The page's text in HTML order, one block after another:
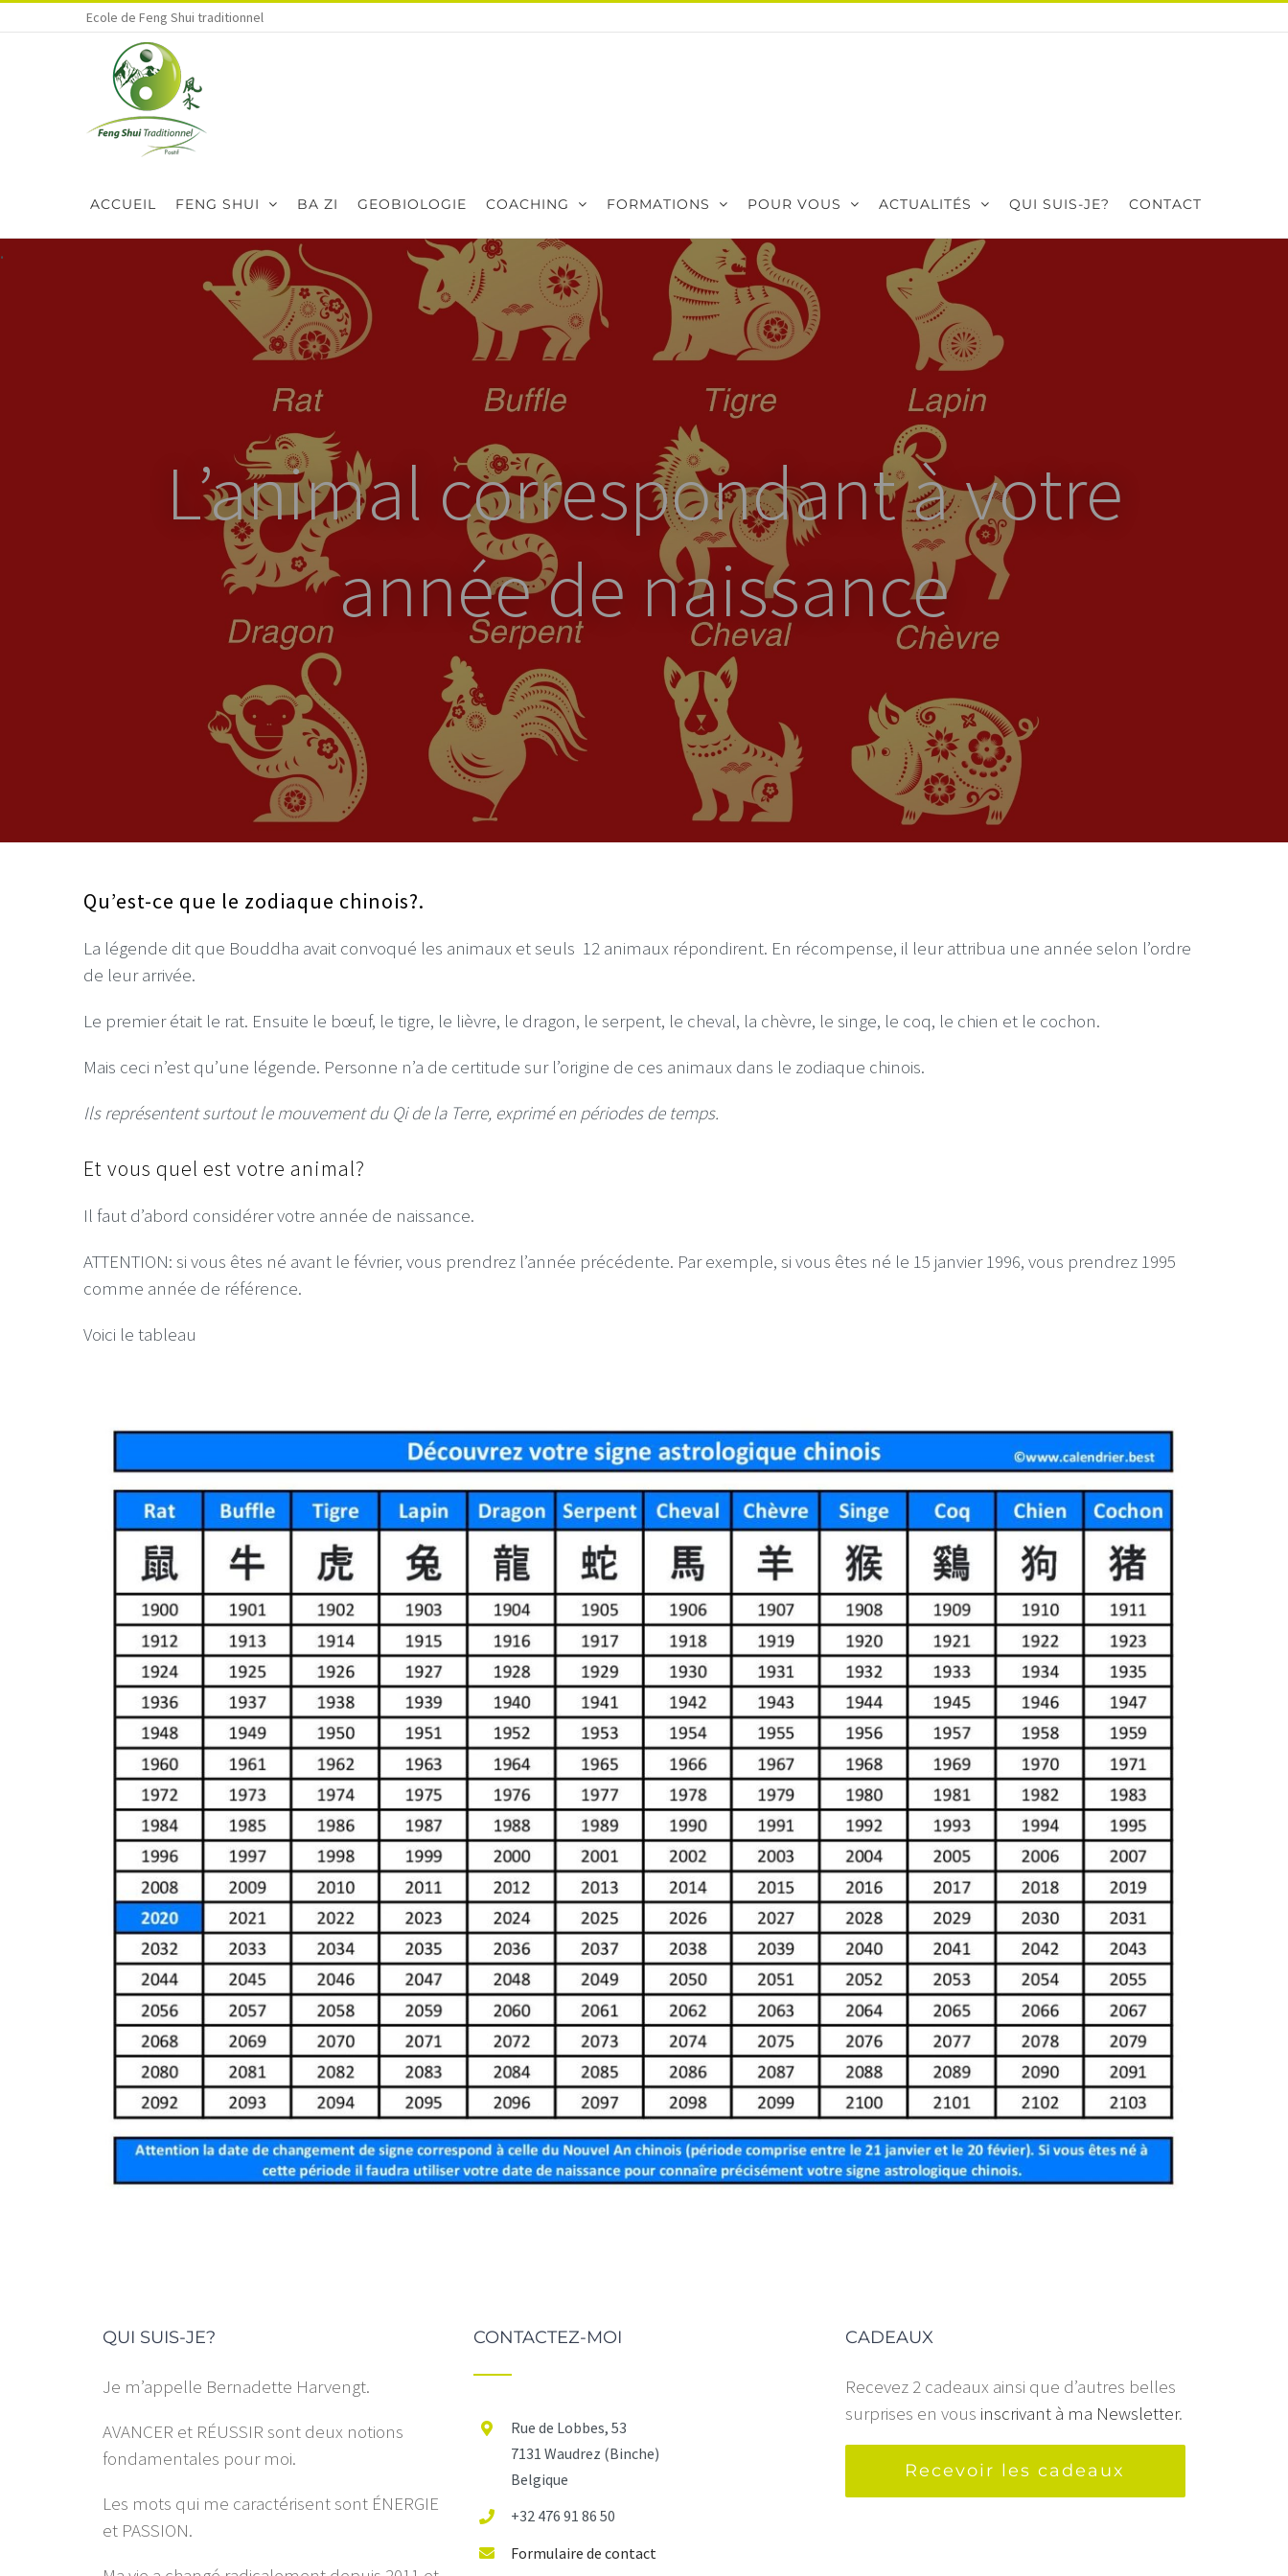
to
Ecole de Feng Shui traditionnel
ACCUEIL FENG SHUI BA ZI GEOBIOLOGIE COACHING FORMATIONS POUR VOUS ACTUALITÉS QUI SUIS-JE? CONTACT
L’animal correspondant à votre
année de naissance
Qu’est-ce que le zodiaque chinois?.
La légende dit que Bouddha avait convoqué les animaux et seuls 12 animaux répondirent. En récompense, il leur attribua une année selon l’ordre
de leur arrivée.
Le premier était le rat. Ensuite le bœuf, le tigre, le lièvre, le dragon, le serpent, le cheval, la chèvre, le singe, le coq, le chien et le cochon.
Mais ceci n’est qu’une légende. Personne n’a de certitude sur l’origine de ces animaux dans le zodiaque chinois.
Ils représentent surtout le mouvement du Qi de la Terre, exprimé en périodes de temps.
Et vous quel est votre animal?
Il faut d’abord considérer votre année de naissance.
ATTENTION: si vous êtes né avant le février, vous prendrez l’année précédente. Par exemple, si vous êtes né le 15 janvier 1996, vous prendrez 1995
comme année de référence.
Voici le tableau
QUI SUIS-JE?
Je m’appelle Bernadette Harvengt.
AVANCER et RÉUSSIR sont deux notions
fondamentales pour moi.
Les mots qui me caractérisent sont ÉNERGIE
et PASSION.
CONTACTEZ-MOI
Rue de Lobbes, 53
7131 Waudrez (Binche)
Belgique
+32 476 91 86 50
Formulaire de contact
CADEAUX
Recevez 2 cadeaux ainsi que d’autres belles
surprises en vous inscrivant à ma Newsletter.
Recevoir les cadeaux